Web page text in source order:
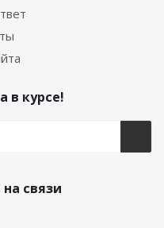
в курсе!
связи